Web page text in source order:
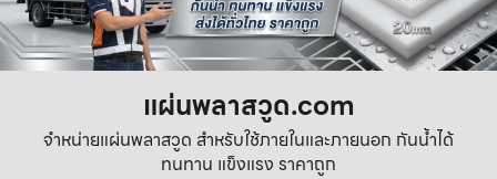
แผ่นพลาสวูด.com
จำหน่ายแผ่นพลาสวูด สำหรับใช้ภายในและภายนอก กันน้ำได้
ทนทาน แข็งแรง ราคาถูก